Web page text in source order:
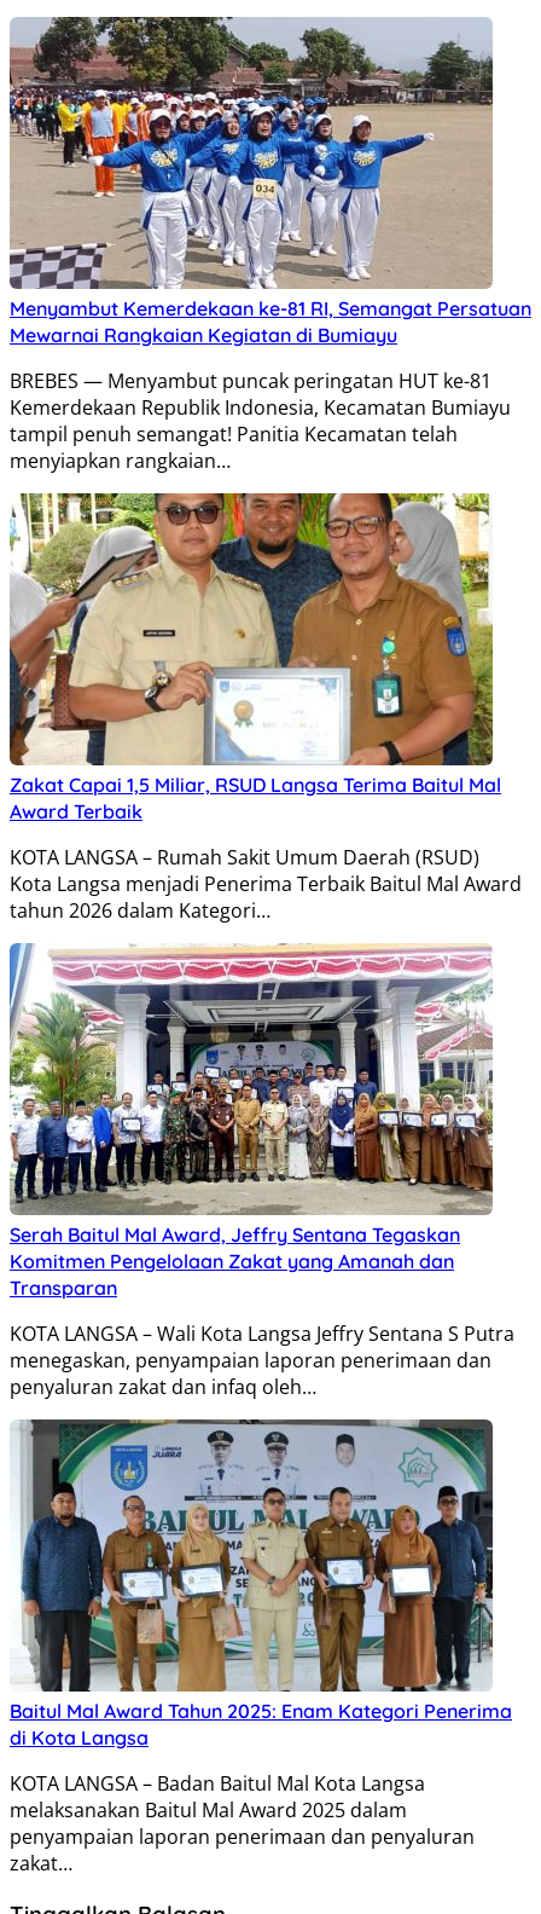
Menyambut Kemerdekaan ke-81 RI, Semangat Persatuan
Mewarnai Rangkaian Kegiatan di Bumiayu
BREBES — Menyambut puncak peringatan HUT ke-81
Kemerdekaan Republik Indonesia, Kecamatan Bumiayu
tampil penuh semangat! Panitia Kecamatan telah
menyiapkan rangkaian…
Zakat Capai 1,5 Miliar, RSUD Langsa Terima Baitul Mal
Award Terbaik
KOTA LANGSA – Rumah Sakit Umum Daerah (RSUD)
Kota Langsa menjadi Penerima Terbaik Baitul Mal Award
tahun 2026 dalam Kategori…
Serah Baitul Mal Award, Jeffry Sentana Tegaskan
Komitmen Pengelolaan Zakat yang Amanah dan
Transparan
KOTA LANGSA – Wali Kota Langsa Jeffry Sentana S Putra
menegaskan, penyampaian laporan penerimaan dan
penyaluran zakat dan infaq oleh…
Baitul Mal Award Tahun 2025: Enam Kategori Penerima
di Kota Langsa
KOTA LANGSA – Badan Baitul Mal Kota Langsa
melaksanakan Baitul Mal Award 2025 dalam
penyampaian laporan penerimaan dan penyaluran
zakat…